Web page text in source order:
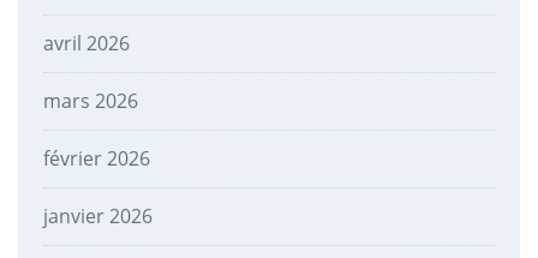
avril 2026
mars 2026
février 2026
janvier 2026